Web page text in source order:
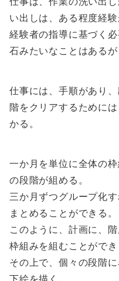
い出しは、ある程度経験
経験者の指導に基づく
石みたいなことはある
仕事には、手順があり
階をクリアするために
かる。
一か月を単位に全体の
の段階が組める。
三か月ずつグループ化
まとめることができる。
このように、計画に、
枠組みを組むことができ
その上で、個々の段階
下絵を描く。